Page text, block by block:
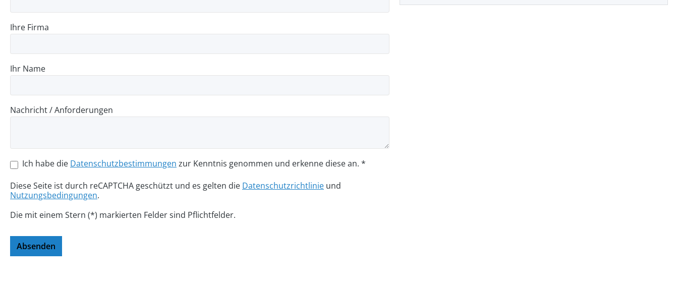
Ihre Firma
Ihr Name
Nachricht / Anforderungen
Ich habe die Datenschutzbestimmungen zur Kenntnis genommen und erkenne diese an. *
Diese Seite ist durch reCAPTCHA geschützt und es gelten die Datenschutzrichtlinie und
Nutzungsbedingungen.
Die mit einem Stern (*) markierten Felder sind Pflichtfelder.
Absenden